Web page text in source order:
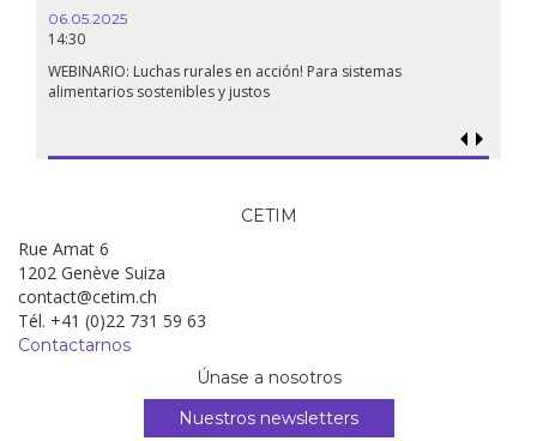
06.05.2025
14:30
WEBINARIO: Luchas rurales en acción! Para sistemas
alimentarios sostenibles y justos
CETIM
Rue Amat 6
1202 Genève Suiza
contact@cetim.ch
Tél. +41 (0)22 731 59 63
Contactarnos
Únase a nosotros
Nuestros newsletters